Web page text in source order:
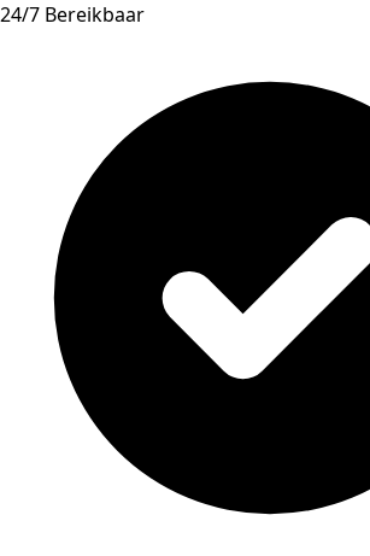
24/7 Bereikbaar